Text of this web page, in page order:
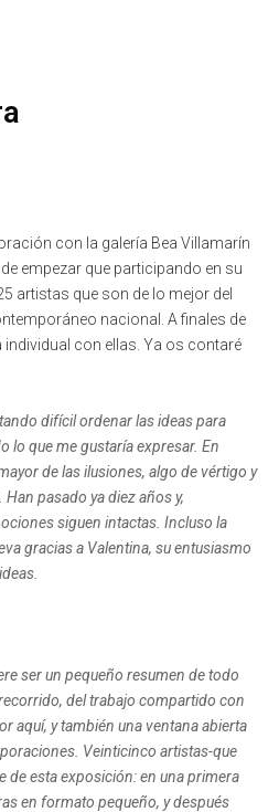
con la galería Bea Villamarín
empezar que participando en su
artistas que son de lo mejor del
nacional. A finales de
con ellas. Ya os contaré
difícil ordenar las ideas para
lo que me gustaría expresar. En
de las ilusiones, algo de vértigo y
pasado ya diez años y,
siguen intactas. Incluso la
gracias a Valentina, su entusiasmo
ser un pequeño resumen de todo
del trabajo compartido con
aquí, y también una ventana abierta
Veinticinco artistas-que
esta exposición: en una primera
en formato pequeño, y después